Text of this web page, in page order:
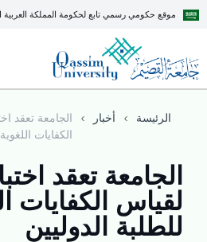
موقع حكومي رسمي تابع لحكومة المملكة العربية
الرئيسة أخبار
الجامعة تعقد
الكفايات
الجامعة تعقد
لقياس الكفايات
للطلبة الدوليين